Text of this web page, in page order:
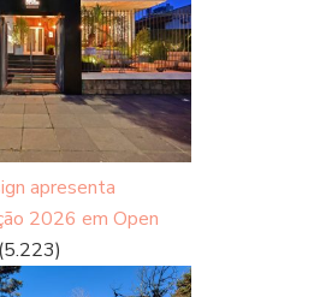
apresenta
2026 em Open
(5.223)